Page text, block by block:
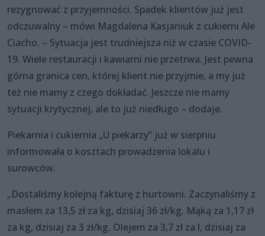
rezygnować z przyjemności. Spadek klientów już jest
odczuwalny – mówi Magdalena Kasjaniuk z cukierni Ale
Ciacho. – Sytuacja jest trudniejsza niż w czasie COVID-
19. Wiele restauracji i kawiarni nie przetrwa. Jest pewna
górna granica cen, której klient nie przyjmie, a my już
też nie mamy z czego dokładać. Jeszcze nie mamy
sytuacji krytycznej, ale to już niedługo – dodaje.
Piekarnia i cukiernia „U piekarzy” już w sierpniu
informowała o kosztach prowadzenia lokalu i
surowców.
„Dostaliśmy kolejną fakturę z hurtowni. Zaczynaliśmy z
masłem za 13,5 zł za kg, dzisiaj 36 zł/kg. Mąką za 1,17 zł
za kg, dzisiaj za 3 zł/kg. Olejem za 3,7 zł za l, dzisiaj za